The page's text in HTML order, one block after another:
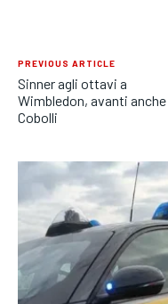
PREVIOUS ARTICLE
Sinner agli ottavi a
Wimbledon, avanti anche
Cobolli